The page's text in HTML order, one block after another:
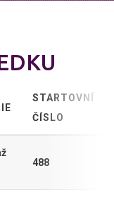
STARTOVNÍ
ČÍSLO
488